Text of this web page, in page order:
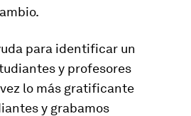
para identificar un
y profesores
lo más gratificante
y grabamos